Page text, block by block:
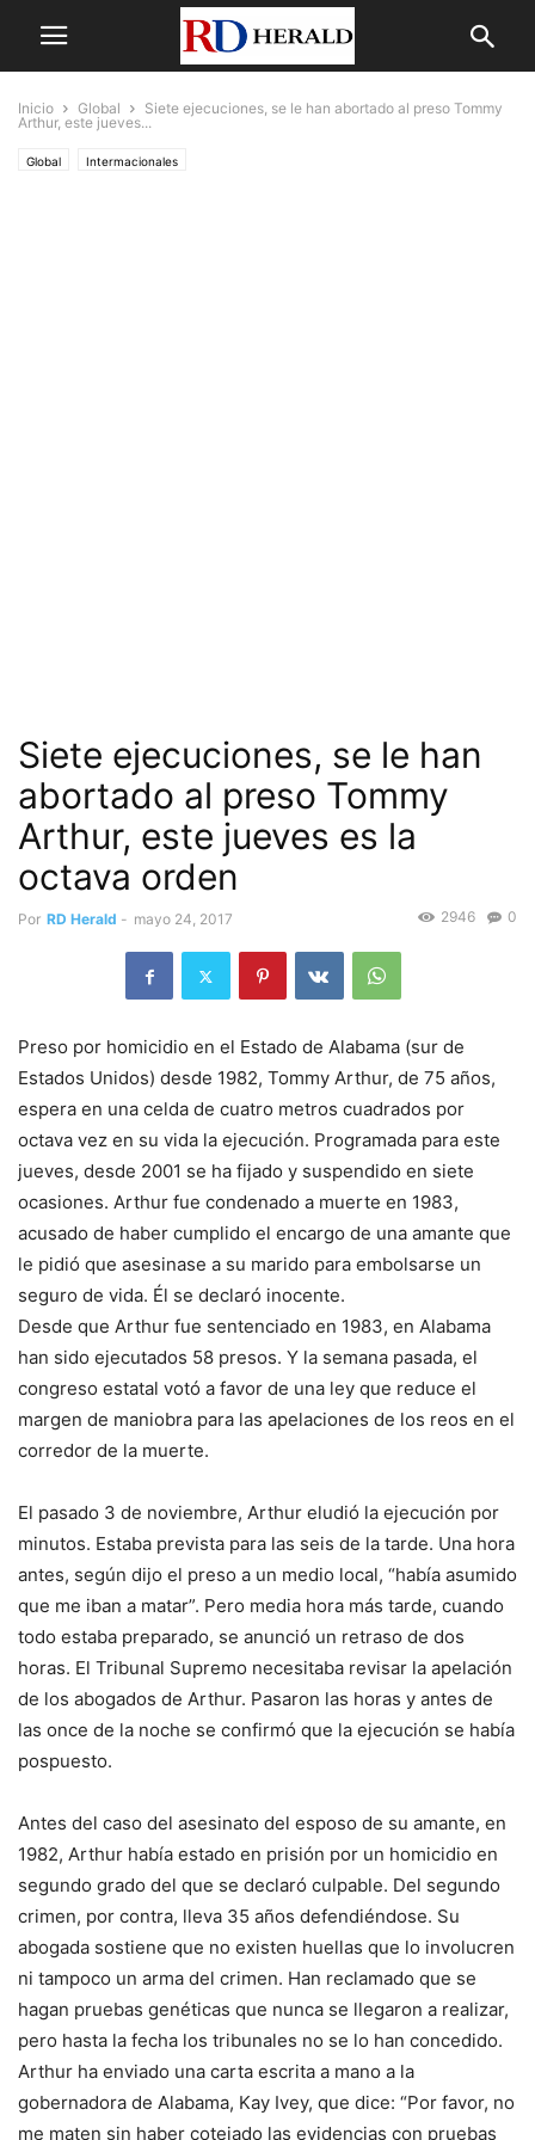
Inicio Global
Siete ejecuciones, se le han abortado al preso Tommy
Arthur, este jueves...
Global Intermacionales
Siete ejecuciones, se le han
abortado al preso Tommy
Arthur, este jueves es la
octava orden
Por RD Herald - mayo 24, 2017 0
2946
Preso por homicidio en el Estado de Alabama (sur de
Estados Unidos) desde 1982, Tommy Arthur, de 75 años,
espera en una celda de cuatro metros cuadrados por
octava vez en su vida la ejecución. Programada para este
jueves, desde 2001 se ha fijado y suspendido en siete
ocasiones. Arthur fue condenado a muerte en 1983,
acusado de haber cumplido el encargo de una amante que
le pidió que asesinase a su marido para embolsarse un
seguro de vida. Él se declaró inocente.
Desde que Arthur fue sentenciado en 1983, en Alabama
han sido ejecutados 58 presos. Y la semana pasada, el
congreso estatal votó a favor de una ley que reduce el
margen de maniobra para las apelaciones de los reos en el
corredor de la muerte.
El pasado 3 de noviembre, Arthur eludió la ejecución por
minutos. Estaba prevista para las seis de la tarde. Una hora
antes, según dijo el preso a un medio local, “había asumido
que me iban a matar”. Pero media hora más tarde, cuando
todo estaba preparado, se anunció un retraso de dos
horas. El Tribunal Supremo necesitaba revisar la apelación
de los abogados de Arthur. Pasaron las horas y antes de
las once de la noche se confirmó que la ejecución se había
pospuesto.
Antes del caso del asesinato del esposo de su amante, en
1982, Arthur había estado en prisión por un homicidio en
segundo grado del que se declaró culpable. Del segundo
crimen, por contra, lleva 35 años defendiéndose. Su
abogada sostiene que no existen huellas que lo involucren
ni tampoco un arma del crimen. Han reclamado que se
hagan pruebas genéticas que nunca se llegaron a realizar,
pero hasta la fecha los tribunales no se lo han concedido.
Arthur ha enviado una carta escrita a mano a la
gobernadora de Alabama, Kay Ivey, que dice: “Por favor, no
me maten sin haber cotejado las evidencias con pruebas